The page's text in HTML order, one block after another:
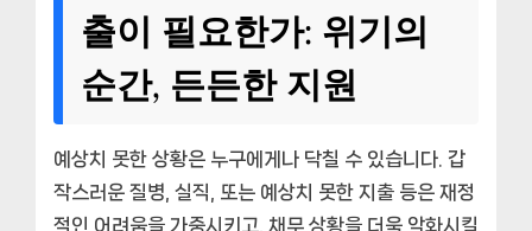
출이 필요한가: 위기의
순간, 든든한 지원
예상치 못한 상황은 누구에게나 닥칠 수 있습니다. 갑
작스러운 질병, 실직, 또는 예상치 못한 지출 등은 재정
적인 어려움을 가중시키고, 채무 상황을 더욱 악화시킬